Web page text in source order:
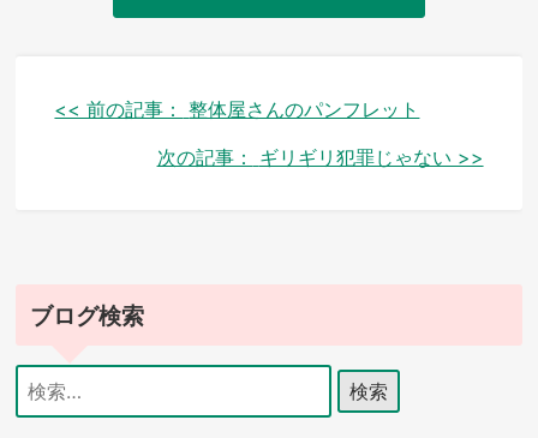
投
ー
シ
ョ
<< 前の記事：
整体屋さんのパンフレット
次の記事：
ギリギリ犯罪じゃない >>
ブログ検索
検
索: